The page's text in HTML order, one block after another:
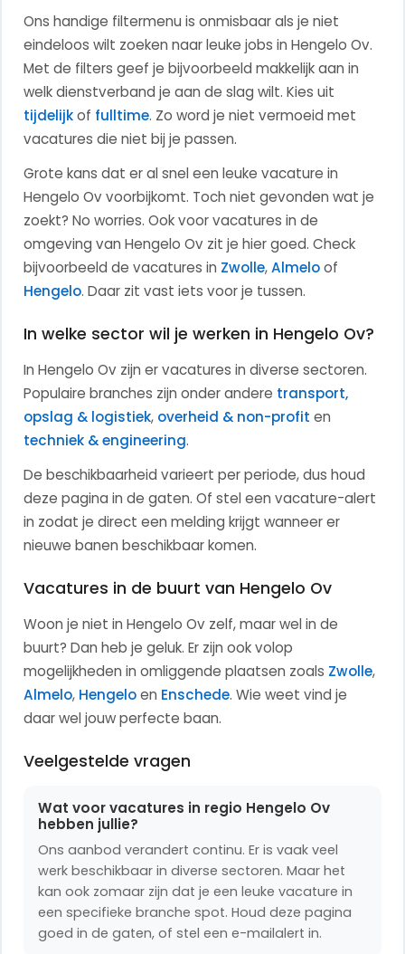
Ons handige filtermenu is onmisbaar als je niet
eindeloos wilt zoeken naar leuke jobs in Hengelo Ov.
Met de filters geef je bijvoorbeeld makkelijk aan in
welk dienstverband je aan de slag wilt. Kies uit
tijdelijkof fulltime. Zo word je niet vermoeid met
vacatures die niet bij je passen.
Grote kans dat er al snel een leuke vacature in
Hengelo Ov voorbijkomt. Toch niet gevonden wat je
zoekt? No worries. Ook voor vacatures in de
omgeving van Hengelo Ov zit je hier goed. Check
bijvoorbeeld de vacatures in Zwolle,Almeloof
Hengelo. Daar zit vast iets voor je tussen.
In welke sector wil je werken in Hengelo Ov?
In Hengelo Ov zijn er vacatures in diverse sectoren.
Populaire branches zijn onder andere transport,
opslag & logistiek, overheid & non-profit en
techniek & engineering.
De beschikbaarheid varieert per periode, dus houd
deze pagina in de gaten. Of stel een vacature-alert
in zodat je direct een melding krijgt wanneer er
nieuwe banen beschikbaar komen.
Vacatures in de buurt van Hengelo Ov
Woon je niet in Hengelo Ov zelf, maar wel in de
buurt? Dan heb je geluk. Er zijn ook volop
mogelijkheden in omliggende plaatsen zoals Zwolle,
Almelo, Hengeloen Enschede. Wie weet vind je
daar wel jouw perfecte baan.
Veelgestelde vragen
Wat voor vacatures in regio Hengelo Ov
hebben jullie?
Ons aanbod verandert continu. Er is vaak veel
werk beschikbaar in diverse sectoren. Maar het
kan ook zomaar zijn dat je een leuke vacature in
een specifieke branche spot. Houd deze pagina
goed in de gaten, of stel een e-mailalert in.